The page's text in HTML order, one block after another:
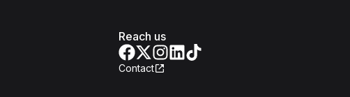
Reach us
Contact